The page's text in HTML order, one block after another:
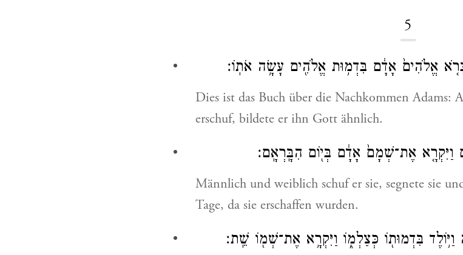
5
אֱלֹהִים֙ אָדָ֔ם בִּדְמ֥וּת אֱלֹהִ֖ים עָשָׂ֥ה אֹתֽוֹ׃
Dies ist das Buch über die Nachkommen Adams:
erschuf, bildete er ihn Gott ähnlich.
וַיִּקְרָ֤א אֶת־שְׁמָם֙ אָדָ֔ם בְּי֖וֹם הִבָּֽרְאָֽם׃
Männlich und weiblich schuf er sie, segnete sie
Tage, da sie erschaffen wurden.
בִּדְמוּת֖וֹ כְּצַלְמ֑וֹ וַיִּקְרָ֥א אֶת־שְׁמ֖וֹ שֵֽׁת׃